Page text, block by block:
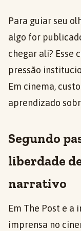
Para guiar seu
algo for
chegar ali? Esse
pressão
Em cinema,
aprendizado
Segundo
liberdade
narrativo
Em The Post e
imprensa no